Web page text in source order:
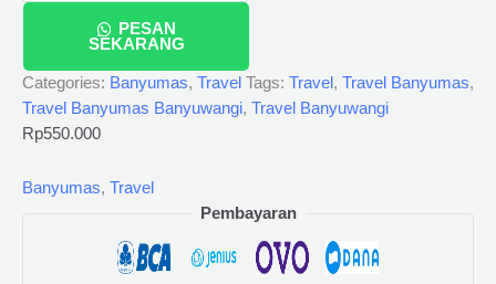
PESAN
SEKARANG
Categories: Banyumas, Travel Tags: Travel , Travel Banyumas,
Travel Banyumas Banyuwangi, Travel Banyuwangi
Rp550.000
Banyumas, Travel
Pembayaran